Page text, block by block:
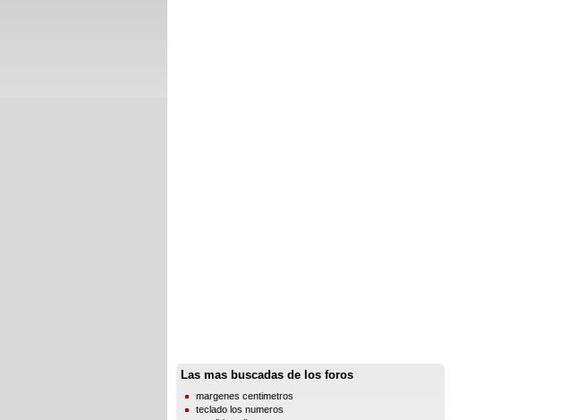
Las mas buscadas de los foros
margenes centimetros
teclado los numeros